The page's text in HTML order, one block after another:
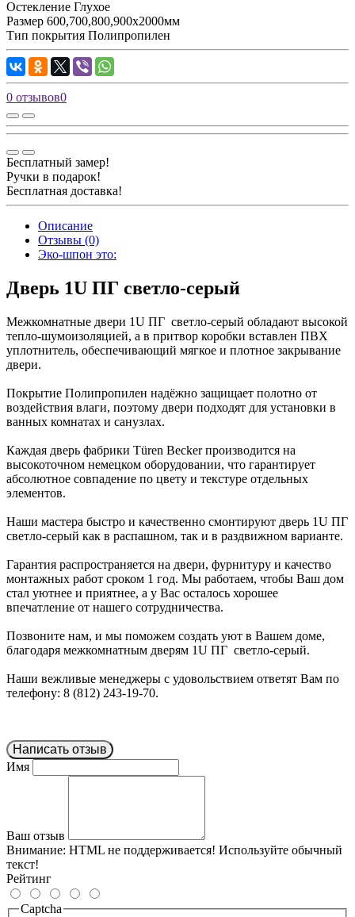
Остекление Глухое
Размер 600,700,800,900х2000мм
Тип покрытия Полипропилен
0 отзывов0
Бесплатный замер!
Ручки в подарок!
Бесплатная доставка!
Описание
Отзывы (0)
Эко-шпон это:
Дверь 1U ПГ светло-серый
Межкомнатные двери 1U ПГ светло-серый обладают высокой
тепло-шумоизоляцией, а в притвор коробки вставлен ПВХ
уплотнитель, обеспечивающий мягкое и плотное закрывание
двери.
Покрытие Полипропилен надёжно защищает полотно от
воздействия влаги, поэтому двери подходят для установки в
ванных комнатах и санузлах.
Каждая дверь фабрики Türen Becker производится на
высокоточном немецком оборудовании, что гарантирует
абсолютное совпадение по цвету и текстуре отдельных
элементов.
Наши мастера быстро и качественно смонтируют дверь 1U ПГ
светло-серый как в распашном, так и в раздвижном варианте.
Гарантия распространяется на двери, фурнитуру и качество
монтажных работ сроком 1 год. Мы работаем, чтобы Ваш дом
стал уютнее и приятнее, а у Вас осталось хорошее
впечатление от нашего сотрудничества.
Позвоните нам, и мы поможем создать уют в Вашем доме,
благодаря межкомнатным дверям 1U ПГ светло-серый.
Наши вежливые менеджеры с удовольствием ответят Вам по
телефону: 8 (812) 243-19-70.
Написать отзыв
Имя
Ваш отзыв
Внимание: HTML не поддерживается! Используйте обычный
текст!
Рейтинг
Captcha